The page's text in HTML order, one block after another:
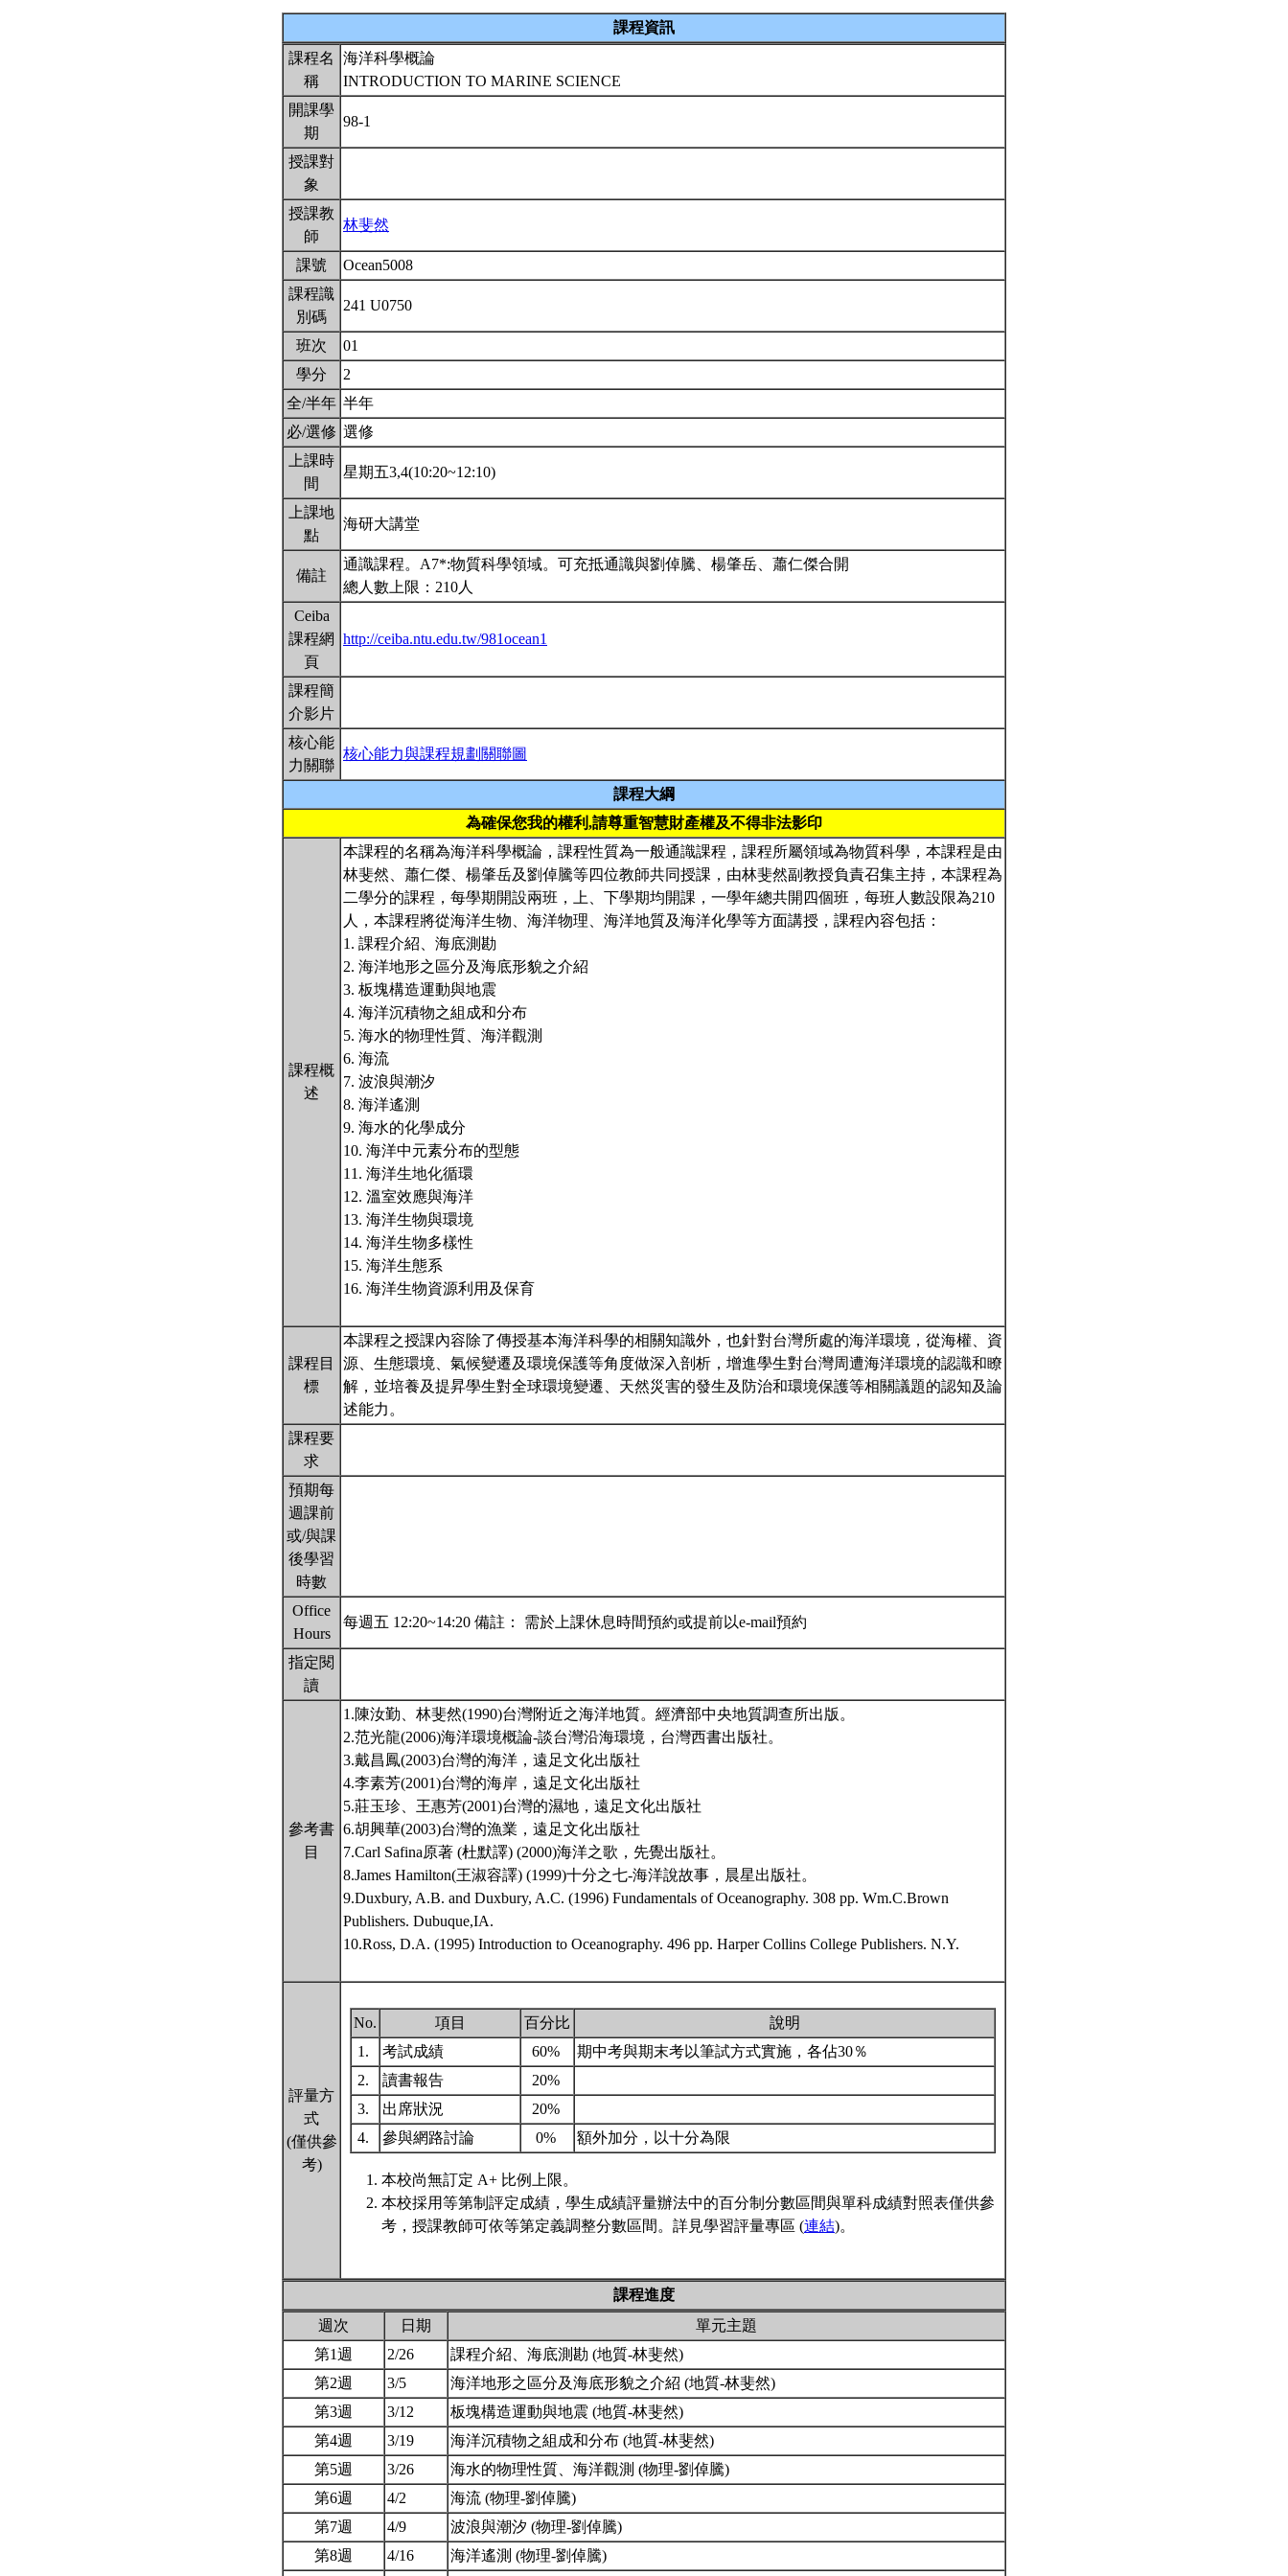
課程資訊
課程名
稱
海洋科學概論
INTRODUCTION TO MARINE SCIENCE
開課學
期
98-1
授課對
象
授課教
師
林斐然
課號
Ocean5008
課程識
別碼
241 U0750
班次
01
學分
2
全/半年 半年
必/選修 選修
上課時
間
星期五3,4(10:20~12:10)
上課地
點
海研大講堂
備註
通識課程。A7*:物質科學領域。可充抵通識與劉倬騰、楊肇岳、蕭仁傑合開
總人數上限：210人
Ceiba
課程網
頁
http://ceiba.ntu.edu.tw/981ocean1
課程簡
介影片
核心能
力關聯
核心能力與課程規劃關聯圖
課程大綱
為確保您我的權利,請尊重智慧財產權及不得非法影印
課程概
述
本課程的名稱為海洋科學概論，課程性質為一般通識課程，課程所屬領域為物質科學，本課程是由
林斐然、蕭仁傑、楊肇岳及劉倬騰等四位教師共同授課，由林斐然副教授負責召集主持，本課程為
二學分的課程，每學期開設兩班，上、下學期均開課，一學年總共開四個班，每班人數設限為210
人，本課程將從海洋生物、海洋物理、海洋地質及海洋化學等方面講授，課程內容包括：
1. 課程介紹、海底測勘
2. 海洋地形之區分及海底形貌之介紹
3. 板塊構造運動與地震
4. 海洋沉積物之組成和分布
5. 海水的物理性質、海洋觀測
6. 海流
7. 波浪與潮汐
8. 海洋遙測
9. 海水的化學成分
10. 海洋中元素分布的型態
11. 海洋生地化循環
12. 溫室效應與海洋
13. 海洋生物與環境
14. 海洋生物多樣性
15. 海洋生態系
16. 海洋生物資源利用及保育
課程目
標
本課程之授課內容除了傳授基本海洋科學的相關知識外，也針對台灣所處的海洋環境，從海權、資
源、生態環境、氣候變遷及環境保護等角度做深入剖析，增進學生對台灣周遭海洋環境的認識和瞭
解，並培養及提昇學生對全球環境變遷、天然災害的發生及防治和環境保護等相關議題的認知及論
述能力。
課程要
求
預期每
週課前
或/與課
後學習
時數
Office
Hours
每週五 12:20~14:20 備註： 需於上課休息時間預約或提前以e-mail預約
指定閱
讀
參考書
目
1.陳汝勤、林斐然(1990)台灣附近之海洋地質。經濟部中央地質調查所出版。
2.范光龍(2006)海洋環境概論-談台灣沿海環境，台灣西書出版社。
3.戴昌鳳(2003)台灣的海洋，遠足文化出版社
4.李素芳(2001)台灣的海岸，遠足文化出版社
5.莊玉珍、王惠芳(2001)台灣的濕地，遠足文化出版社
6.胡興華(2003)台灣的漁業，遠足文化出版社
7.Carl Safina原著 (杜默譯) (2000)海洋之歌，先覺出版社。
8.James Hamilton(王淑容譯) (1999)十分之七-海洋說故事，晨星出版社。
9.Duxbury, A.B. and Duxbury, A.C. (1996) Fundamentals of Oceanography. 308 pp. Wm.C.Brown
Publishers. Dubuque,IA.
10.Ross, D.A. (1995) Introduction to Oceanography. 496 pp. Harper Collins College Publishers. N.Y.
評量方
式
(僅供參
考)
No. 項目 百分比
說明
1.
考試成績 60%
期中考與期末考以筆試方式實施，各佔30％
2.
讀書報告
20%
3.
出席狀況
20%
4.
參與網路討論 0% 額外加分，以十分為限
本校尚無訂定 A+ 比例上限。
本校採用等第制評定成績，學生成績評量辦法中的百分制分數區間與單科成績對照表僅供參
考，授課教師可依等第定義調整分數區間。詳見學習評量專區 (連結)。
課程進度
週次
日期
單元主題
第1週
2/26
課程介紹、海底測勘 (地質-林斐然)
第2週
3/5
海洋地形之區分及海底形貌之介紹 (地質-林斐然)
第3週
3/12
板塊構造運動與地震 (地質-林斐然)
第4週
3/19
海洋沉積物之組成和分布 (地質-林斐然)
第5週
3/26
海水的物理性質、海洋觀測 (物理-劉倬騰)
第6週
4/2
海流 (物理-劉倬騰)
第7週
4/9
波浪與潮汐 (物理-劉倬騰)
第8週
4/16 海洋遙測 (物理-劉倬騰)